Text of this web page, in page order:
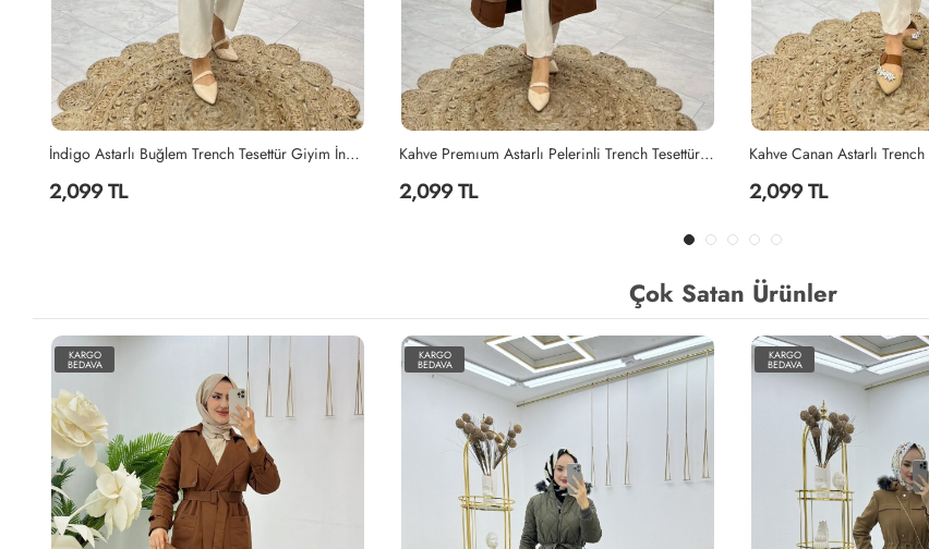
Kahve Premıum Astarlı Pelerinli Trench Tesettür Giyim Kahverengi
2,099 TL
Kahve Canan Astarlı Trench Tesettür Giyim Kahverengi
2,099 TL 2,099 TL
Çok Satan Ürünler
KARGO
BEDAVA
KARGO
BEDAVA
KARGO
BEDAVA